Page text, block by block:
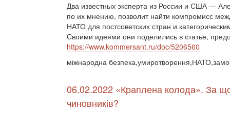
Два известных эксперта из России и США —
по их мнению, позволит найти компромисс
НАТО для постсоветских стран и
Своими идеями они поделились в статье,
https://www.kommersant.ru/doc/5206560
міжнародна
06.02.2022 «Краплена колода». За
чиновників?